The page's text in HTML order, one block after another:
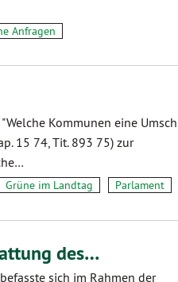
Anfragen
Kommunen eine
15 74, Tit. 893 75) zur
Grüne im Landtag Parlament
des…
sich im Rahmen der